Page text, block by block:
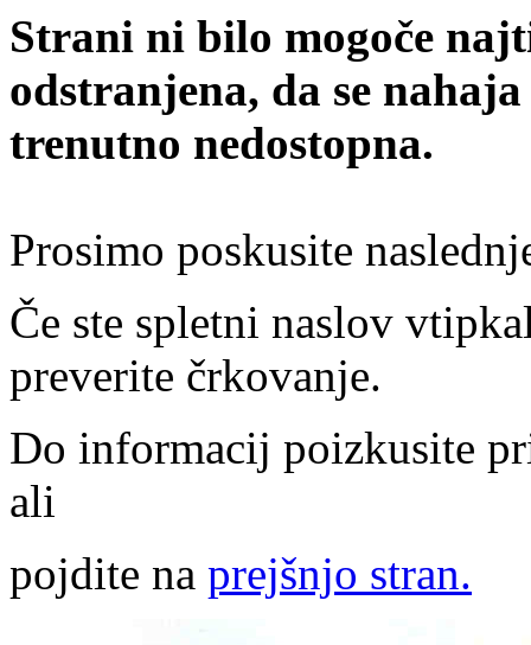
Strani ni bilo mogoče
odstranjena, da se
trenutno nedostopna.
Prosimo poskusite
Če ste spletni naslov
preverite črkovanje.
Do informacij poizkusite
ali
pojdite na prejšnjo stran.